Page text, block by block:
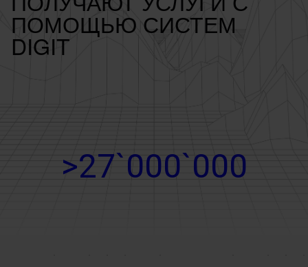
ПОМОЩЬЮ СИСТЕМ
DIGIT
>27`000`000